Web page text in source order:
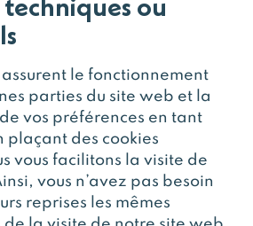
le fonctionnement
parties du site web et la
vos préférences en tant
plaçant des cookies
vous facilitons la visite de
vous n’avez pas besoin
reprises les mêmes